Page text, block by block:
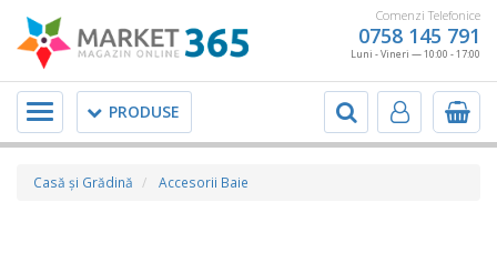
Comenzi Telefonice
0758 145 791
Luni - Vineri — 10:00 - 17:00
PRODUSE
Meniu
Casă şi Grădină Accesorii Baie